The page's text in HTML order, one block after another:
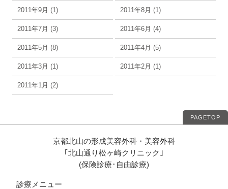
2011年9月 (1) 2011年8月 (1)
2011年7月 (3) 2011年6月 (4)
2011年5月 (8) 2011年4月 (5)
2011年3月 (1) 2011年2月 (1)
2011年1月 (2)
PAGETOP
京都北山の形成美容外科・美容外科
｢北山通り松ヶ崎クリニック｣
(保険診療･自由診療)
診療メニュー